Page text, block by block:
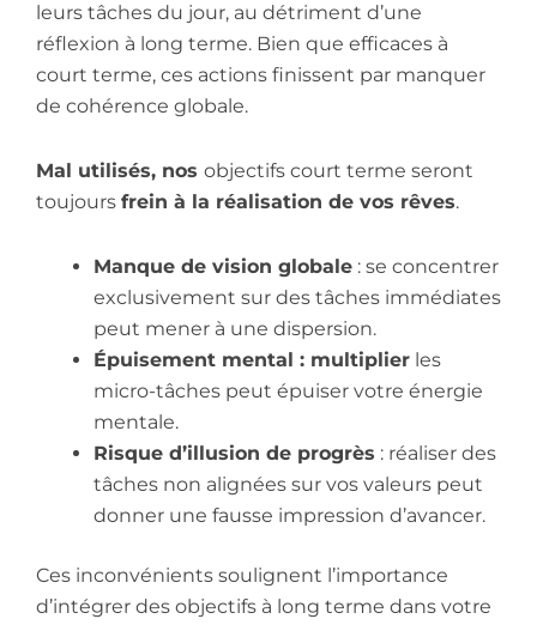
leurs tâches du jour, au détriment d’une
réflexion à long terme. Bien que efficaces à
court terme, ces actions finissent par manquer
de cohérence globale.
Mal utilisés, nos objectifs court terme seront
toujours frein à la réalisation de vos rêves.
Manque de vision globale : se concentrer
exclusivement sur des tâches immédiates
peut mener à une dispersion.
Épuisement mental : multiplier les
micro-tâches peut épuiser votre énergie
mentale.
Risque d’illusion de progrès : réaliser des
tâches non alignées sur vos valeurs peut
donner une fausse impression d’avancer.
Ces inconvénients soulignent l’importance
d’intégrer des objectifs à long terme dans votre